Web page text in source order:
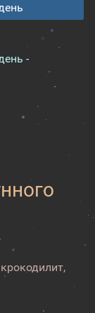
-